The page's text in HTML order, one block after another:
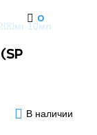
0
В наличии